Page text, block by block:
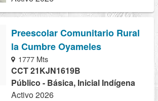
Preescolar Comunitario Rural
la Cumbre Oyameles
1777 Mts
CCT 21KJN1619B
Público - Básica, Inicial Indígena
Activo 2026